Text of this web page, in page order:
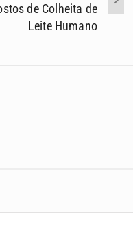
de Colheita de
Leite Humano